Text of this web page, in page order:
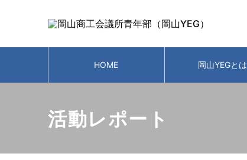
HOME 岡山YEGとは
活動レポート